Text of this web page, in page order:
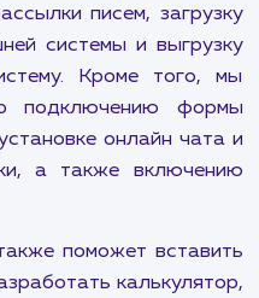
сайта в
месте. Мы
и обслуживанию
ваш сайт
возможностей.
сайта на
VDS, Dedicated
копирование